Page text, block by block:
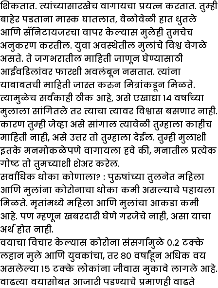
शिकतात. त्यांच्यासारखेच वागायचा प्रयत्न करतात. तुम्ही
बाहेर पडताना मास्क घातलात, वेळोवेळी हात धुतले
आणि सॅनिटायजरचा वापर केल्यास मुलेही तुमचेच
अनुकरण करतील. युवा अवस्थेतील मुलांचे विश्व वेगळे
असते. ते जगभरातील माहिती जाणून घेण्यासाठी
आईवडिलांवर फारशी अवलंबून नसतात. त्यांना
याबाबतची माहिती जास्त करुन मित्रांकडून मिळते.
त्यामुळेच सर्वकाही ठीक आहे, असे एखाद्या १४ वर्षांच्या
मुलाला सांगितले तर त्याचा त्यावर विश्वास बसणार नाही.
कारण तुम्ही जेव्हा असे सांगाल त्यावेळी तुम्हाला काहीच
माहिती नाही, असे उत्तर तो तुम्हाला देईल. तुम्ही मुलाशी
इतके मनमोकळेपणे वागायला हवे की, मनातील प्रत्येक
गोष्ट तो तुमच्याशी शेअर करेल.
सर्वाधिक धोका कोणाला? : पुरुषांच्या तुलनेत महिला
आणि मुलांना कोरोनाचा धोका कमी असल्याचे पहायला
मिळते. मृतांमध्ये महिला आणि मुलांचा आकडा कमी
आहे. पण म्हणून खबरदारी घेणे गरजेचे नाही, असा याचा
अर्थ होत नाही.
वयाचा विचार केल्यास कोरोना संसर्गामुळे ०.२ टक्के
लहान मुले आणि युवकांचा, तर ८० वर्षांहून अधिक वय
असलेल्या १५ टक्के लोकांना जीवास मुकावे लागले आहे.
वाढत्या वयासोबत आजारी पडण्याचे प्रमाणही वाढते